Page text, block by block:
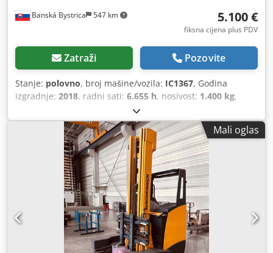
Banská Bystrica 547 km 5.100 €
fiksna cijena plus PDV
Zatraži Pozovite
Stanje: polovno, broj mašine/vozila: IC1367, Godina
izgradnje: 2018, radni sati: 6.655 h, nosivost: 1.400 kg,
, središte tereta:
goriva:električni, vrsta jarbola:triplex, građevinska visina:
, duljina vilica:1.150 mm, Mali oglas